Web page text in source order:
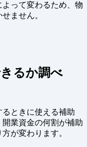
って変わるため、物
ません。
るか調べ
ときに使える補助
業資金の何割が補助
が変わります。